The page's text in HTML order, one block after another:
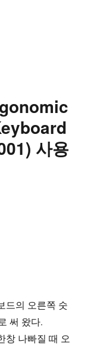
사용
드의 오른쪽 숫
써 왔다.
창 나빠질 때 오